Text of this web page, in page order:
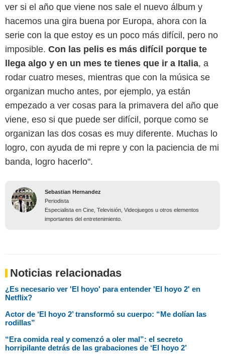
ver si el año que viene nos sale el nuevo álbum y
hacemos una gira buena por Europa, ahora con la
serie con la que estoy es un poco más difícil, pero no
imposible. Con las pelis es más difícil porque te
llega algo y en un mes te tienes que ir a Italia, a
rodar cuatro meses, mientras que con la música se
organizan mucho antes, por ejemplo, ya están
empezado a ver cosas para la primavera del año que
viene, eso si que puede ser difícil, porque como se
organizan las dos cosas es muy diferente. Muchas lo
logro, con ayuda de mi repre y con la paciencia de mi
banda, logro hacerlo".
Sebastian Hernandez
Periodista
Especialista en Cine, Televisión, Videojuegos u otros elementos
importantes del entretenimiento.
Noticias relacionadas
¿Es necesario ver 'El hoyo' para entender 'El hoyo 2' en
Netflix?
Actor de ‘El hoyo 2’ transformó su cuerpo: “Me dolían las
rodillas”
“Era comida real y comenzó a oler mal”: el secreto
horripilante detrás de las grabaciones de ‘El hoyo 2’